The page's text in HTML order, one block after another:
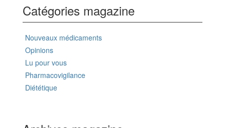
Catégories magazine
Nouveaux médicaments
Opinions
Lu pour vous
Pharmacovigilance
Diététique